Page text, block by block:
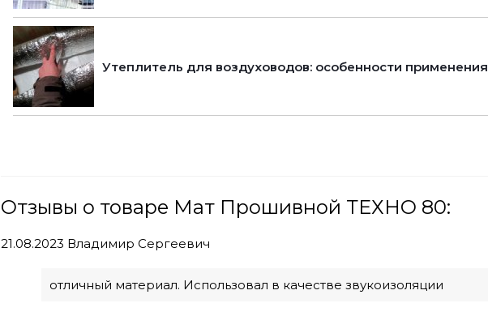
Утеплитель для воздуховодов: особенности применения
Отзывы о товаре Мат Прошивной ТЕХНО 80:
21.08.2023 Владимир Сергеевич
отличный материал. Использовал в качестве звукоизоляции